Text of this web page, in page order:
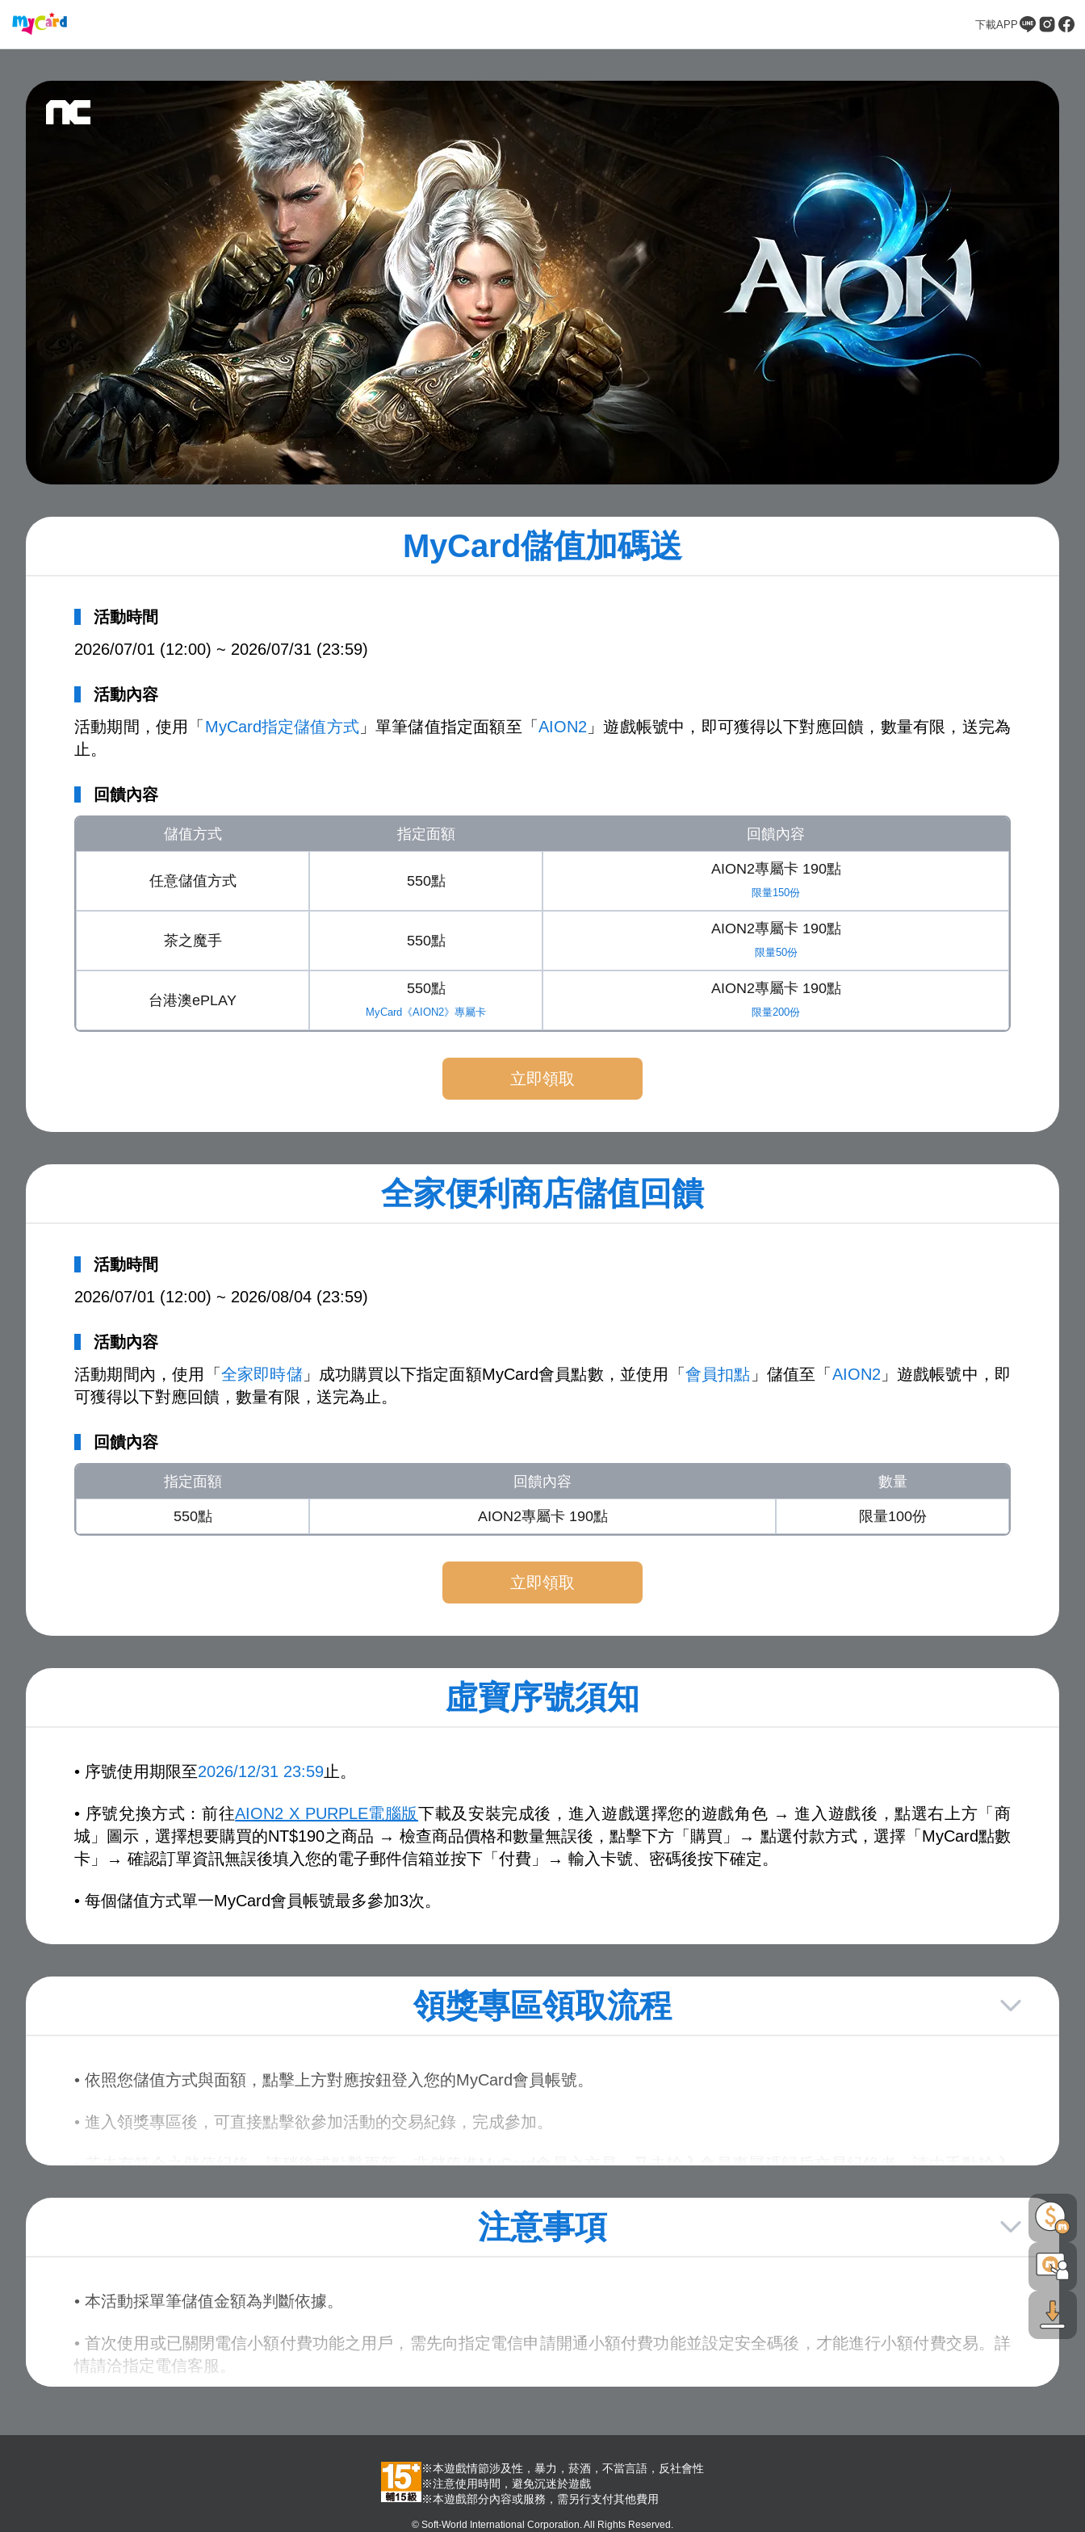
下載APP
MyCard儲值加碼送
活動時間
2026/07/01 (12:00) ~ 2026/07/31 (23:59)
活動內容
活動期間，使用「 MyCard指定儲值方式」單筆儲值指定面額至「AION2 」遊戲帳號中，即可獲得以下對應回饋，數量有限，送完為
止。
回饋內容
儲值方式 指定面額 回饋內容
任意儲值方式 550點
AION2專屬卡 190點
限量150份
茶之魔手 550點
AION2專屬卡 190點
限量50份
台港澳ePLAY
550點
MyCard《AION2》專屬卡
AION2專屬卡 190點
限量200份
立即領取
全家便利商店儲值回饋
活動時間
2026/07/01 (12:00) ~ 2026/08/04 (23:59)
活動內容
活動期間內，使用「 全家即時儲」成功購買以下指定面額MyCard會員點數，並使用「 會員扣點 」儲值至「 AION2 」遊戲帳號中，即
可獲得以下對應回饋，數量有限，送完為止。
回饋內容
指定面額 回饋內容 數量
550點 AION2專屬卡 190點 限量100份
立即領取
虛寶序號須知
• 序號使用期限至2026/12/31 23:59止。
• 序號兌換方式：前往AION2 X PURPLE電腦版下載及安裝完成後，進入遊戲選擇您的遊戲角色 → 進入遊戲後，點選右上方「商
城」圖示，選擇想要購買的NT$190之商品 → 檢查商品價格和數量無誤後，點擊下方「購買」→ 點選付款方式，選擇「MyCard點數
卡」→ 確認訂單資訊無誤後填入您的電子郵件信箱並按下「付費」→ 輸入卡號、密碼後按下確定。
• 每個儲值方式單一MyCard會員帳號最多參加3次。
領獎專區領取流程
• 依照您儲值方式與面額，點擊上方對應按鈕登入您的MyCard會員帳號。
• 進入領獎專區後，可直接點擊欲參加活動的交易紀錄，完成參加。
• 若未有符合之儲值紀錄，請稍後或點擊更新；非儲值進MyCard會員之交易，又未輸入會員專屬碼歸戶交易紀錄者，請由手動輸入
• 請妥善保存可參與活動之卡號與密碼；若不慎遺失，視同放棄此活動參加機會，MyCard客服中心恕不提供查詢卡號密碼服務。
• 使用會員轉/扣點，可至會員轉/ 扣點交易查詢
• 本活動贈送之【序號】將直接顯示在活動網頁，請務必留意。若需查詢可至領獎專區獎項查詢中查詢領獎歷程。
注意事項
• 本活動採單筆儲值金額為判斷依據。
• 首次使用或已關閉電信小額付費功能之用戶，需先向指定電信申請開通小額付費功能並設定安全碼後，才能進行小額付費交易。詳
情請洽指定電信客服。
利，並有權決定修改、取消、暫停或終止活動及贈送內容。※本遊戲情節涉及性，暴力，菸酒，不當言語，反社會性
※注意使用時間，避免沉迷於遊戲
※本遊戲部分內容或服務，需另行支付其他費用
© Soft-World International Corporation. All Rights Reserved.